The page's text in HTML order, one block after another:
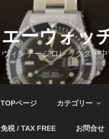
エーウォッ
ヴィンテージロレックス・
TOPページ カテゴリー
免税 / TAX FREE お問合せ